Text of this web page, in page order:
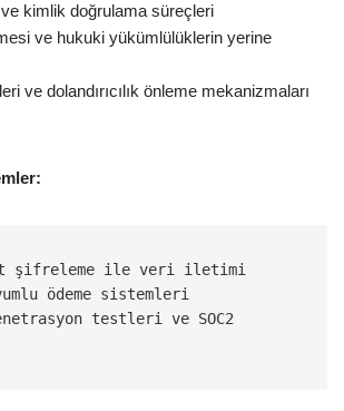
kimlik doğrulama süreçleri
ve hukuki yükümlülüklerin yerine
ve dolandırıcılık önleme mekanizmaları
şifreleme ile veri iletimi
ödeme sistemleri
testleri ve SOC2